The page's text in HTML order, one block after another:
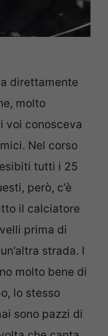
direttamente
molto
voi conosceva
Nel corso
tutti i 25
però, c’è
il calciatore
prima di
strada. I
molto bene di
lo stesso
sono pazzi di